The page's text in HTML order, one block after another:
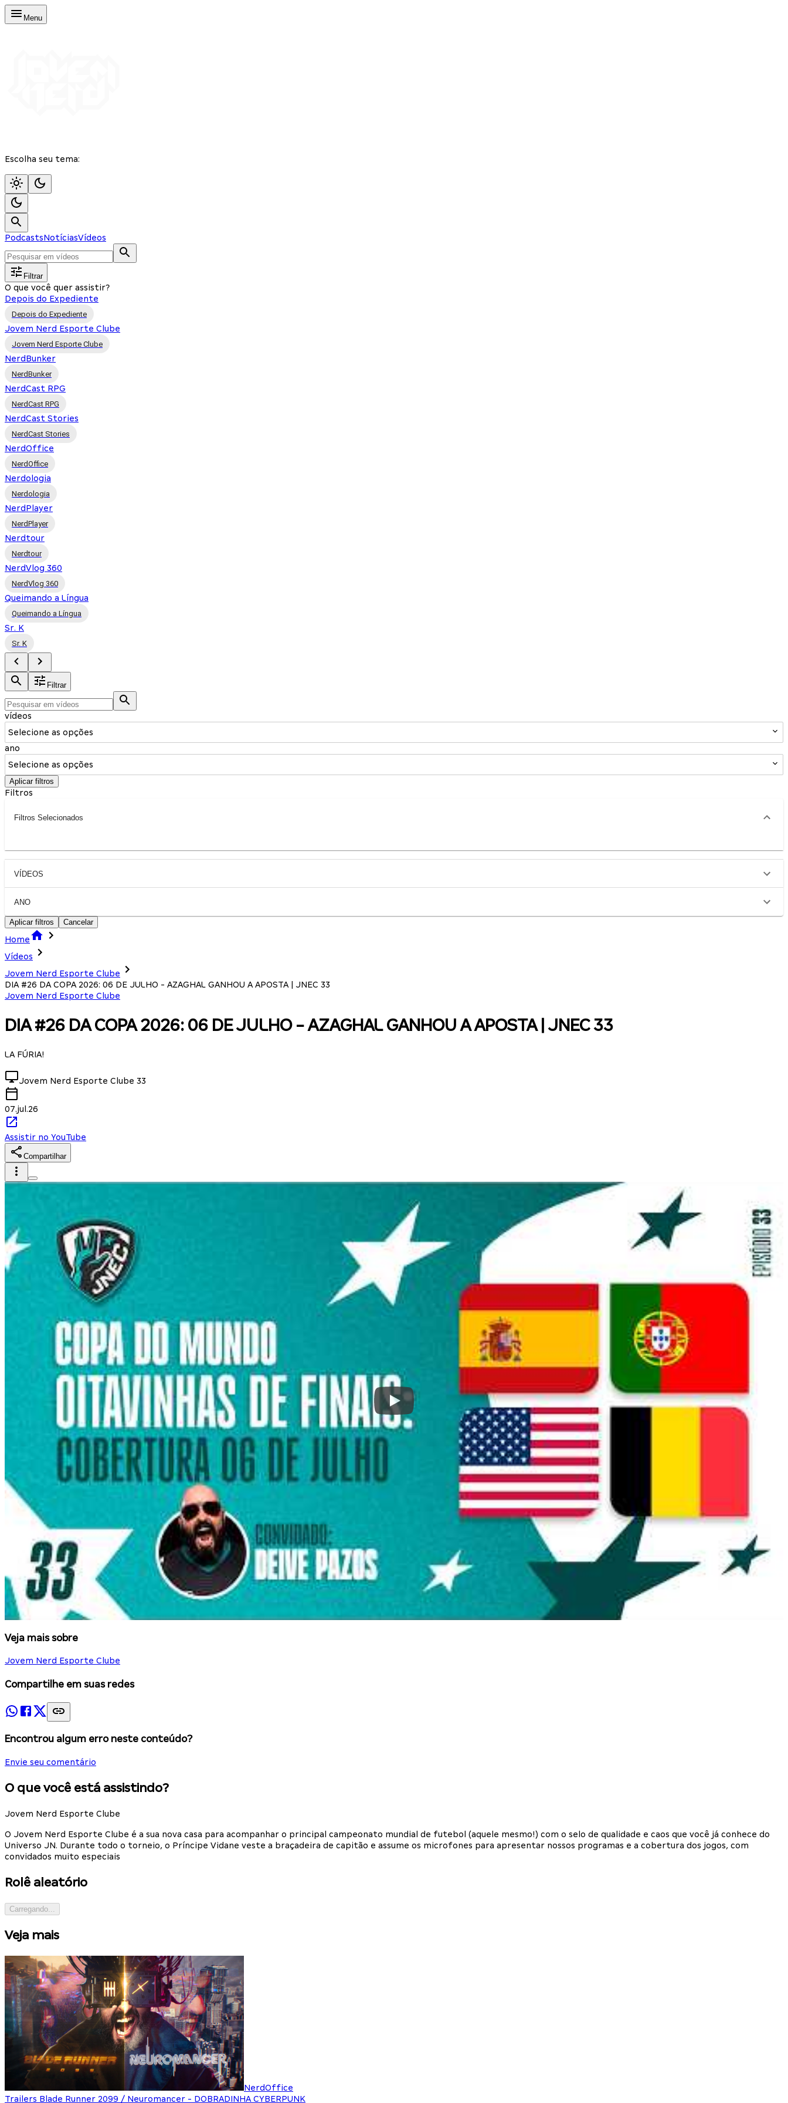
Menu
Escolha seu tema:
PodcastsNotíciasVídeos
Filtrar
O que você quer assistir?
Depois do Expediente
Depois do Expediente
Jovem Nerd Esporte Clube
Jovem Nerd Esporte Clube
NerdBunker
NerdBunker
NerdCast RPG
NerdCast RPG
NerdCast Stories
NerdCast Stories
NerdOffice
NerdOffice
Nerdologia
Nerdologia
NerdPlayer
NerdPlayer
Nerdtour
Nerdtour
NerdVlog 360
NerdVlog 360
Queimando a Língua
Queimando a Língua
Sr. K
Sr. K
Filtrar
vídeos
Selecione as opções
ano
Selecione as opções
Aplicar filtros
Filtros
Filtros Selecionados
VÍDEOS
ANO
Aplicar filtros Cancelar
Home
Vídeos
Jovem Nerd Esporte Clube
DIA #26 DA COPA 2026: 06 DE JULHO - AZAGHAL GANHOU A APOSTA | JNEC 33
Jovem Nerd Esporte Clube
DIA #26 DA COPA 2026: 06 DE JULHO - AZAGHAL GANHOU A APOSTA | JNEC 33
LA FÚRIA!
Jovem Nerd Esporte Clube 33
07.jul.26
Assistir no YouTube
Compartilhar
Veja mais sobre
Jovem Nerd Esporte Clube
Compartilhe em suas redes
Encontrou algum erro neste conteúdo?
Envie seu comentário
O que você está assistindo?
Jovem Nerd Esporte Clube
O Jovem Nerd Esporte Clube é a sua nova casa para acompanhar o principal campeonato mundial de futebol (aquele mesmo!) com o selo de qualidade e caos que você já conhece do
Universo JN. Durante todo o torneio, o Príncipe Vidane veste a braçadeira de capitão e assume os microfones para apresentar nossos programas e a cobertura dos jogos, com
convidados muito especiais
Rolê aleatório
Carregando...
Veja mais
NerdOffice
Trailers Blade Runner 2099 / Neuromancer - DOBRADINHA CYBERPUNK